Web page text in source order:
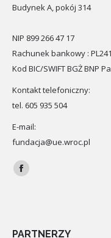
Budynek A, pokój 314
NIP 899 266 47 17
Rachunek bankowy :
Kod BIC/SWIFT BGŻ BNP
Kontakt telefoniczny:
tel. 605 935 504
E-mail:
fundacja@ue.wroc.pl
Znajdź nas na:
Facebook
PARTNERZY